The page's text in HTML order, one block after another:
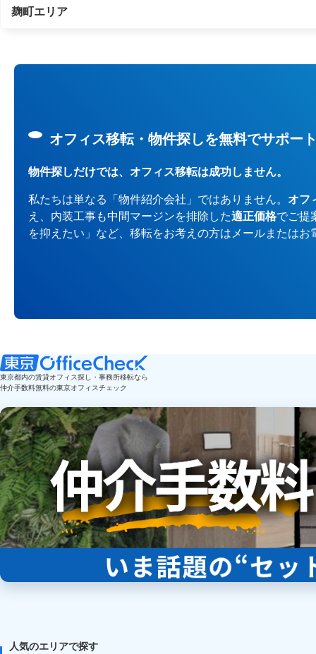
麹町エリア
オフィス移転・物件探しを無料でサポー
物件探しだけでは、オフィス移転は成功しません。
私たちは単なる「物件紹介会社」ではありません。 オフ
え、内装工事も中間マージンを排除した適正価格でご提
を抑えたい」など、移転をお考えの方はメールまたは
東京都内の賃貸オフィス探し・事務所移転なら
仲介手数料無料の東京オフィスチェック
人気のエリアで探す